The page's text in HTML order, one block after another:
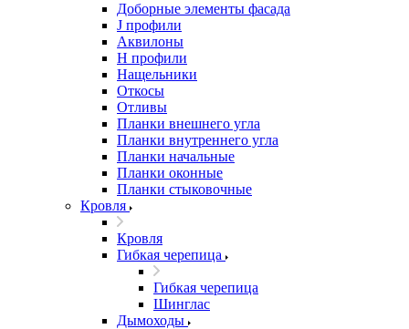
Доборные элементы фасада
J профили
Аквилоны
Н профили
Нащельники
Откосы
Отливы
Планки внешнего угла
Планки внутреннего угла
Планки начальные
Планки оконные
Планки стыковочные
Кровля
Кровля
Гибкая черепица
Гибкая черепица
Шинглас
Дымоходы